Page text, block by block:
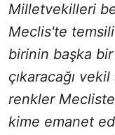
Milletvekilleri
Meclis'te
birinin başka
çıkaracağı
renkler
kime emanet